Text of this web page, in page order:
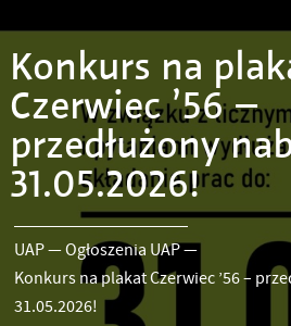
Konkurs na
Czerwiec ’56 –
przedłużony
31.05.2026!
UAP—Ogłoszenia UAP—
Konkurs na plakat Czerwiec ’56 –
31.05.2026!